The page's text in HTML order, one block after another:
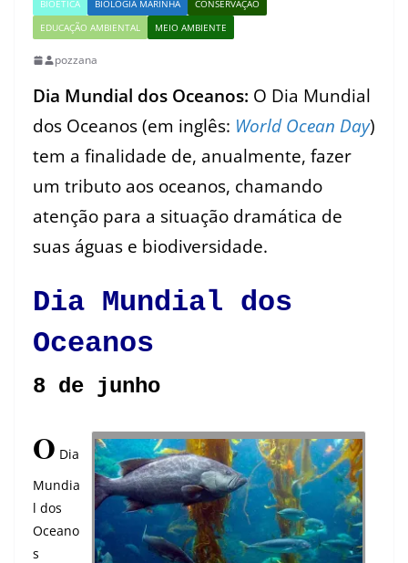
BIOÉTICA BIOLOGIA MARINHA
CONSERVAÇÃO
EDUCAÇÃO AMBIENTAL
MEIO AMBIENTE
pozzana
Dia Mundial dos Oceanos: O Dia Mundial
dos Oceanos (em inglês: World Ocean Day)
tem a finalidade de, anualmente, fazer
um tributo aos oceanos, chamando
atenção para a situação dramática de
suas águas e biodiversidade.
Dia Mundial dos
Oceanos
8 de junho
O Dia
Mundia
l dos
Oceano
s